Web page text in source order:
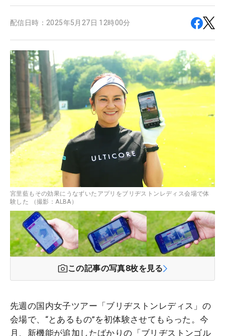
配信日時： 2025年5月27日 12時00分
宮里藍もその効果にうなずいたアプリをブリヂストンレディス会場で体
験した （撮影：ALBA）
この記事の写真8枚を見る
先週の国内女子ツアー「ブリヂストンレディス」の
会場で、“とあるもの”を初体験させてもらった。今
月、新機能が追加したばかりの「ブリヂストンゴル